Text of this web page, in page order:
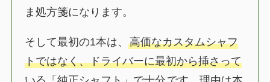
ま処方箋になります。
そして最初の1本は、高価なカスタムシャフ
トではなく、ドライバーに最初から挿さって